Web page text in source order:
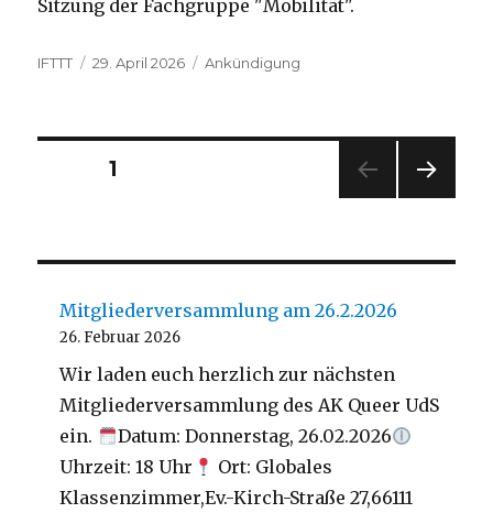
Sitzung der Fachgruppe "Mobilität".
Autor
IFTTT
Veröffentlicht
29. April 2026 Kategorien
Ankündigung
Beitragsnavigation
SEITE1
E
Mitgliederversammlung am 26.2.2026
26. Februar 2026
Wir laden euch herzlich zur nächsten
Mitgliederversammlung des AK Queer UdS
ein.
Datum: Donnerstag, 26.02.2026
Uhrzeit: 18 Uhr
Ort: Globales
Klassenzimmer,Ev.-Kirch-Straße 27,66111